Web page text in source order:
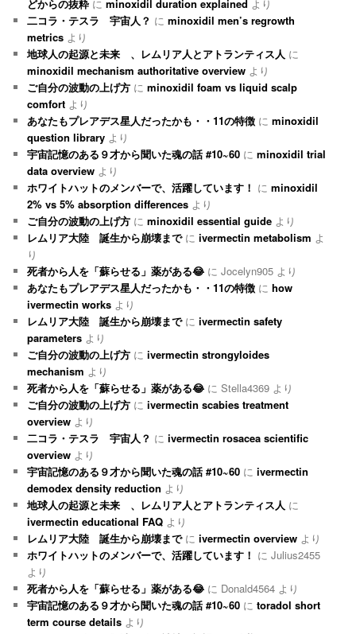
どからの抜粋 にminoxidil duration explained より
二コラ・テスラ 宇宙人？ にminoxidil men’s regrowth
metrics より
地球人の起源と未来 、レムリア人とアトランティス人 に
minoxidil mechanism authoritative overview より
ご自分の波動の上げ方 にminoxidil foam vs liquid scalp
comfort より
あなたもプレアデス星人だったかも・・11の特徴 にminoxidil
question library より
宇宙記憶のある９才から聞いた魂の話 #10~60 にminoxidil trial
data overview より
ホワイトハットのメンバーで、活躍しています！ にminoxidil
2% vs 5% absorption differences より
ご自分の波動の上げ方 にminoxidil essential guide より
レムリア大陸 誕生から崩壊までにivermectin metabolism よ
り
死者から人を「蘇らせる」薬がある😂 にJocelyn905 より
あなたもプレアデス星人だったかも・・11の特徴 にhow
ivermectin works より
レムリア大陸 誕生から崩壊までにivermectin safety
parameters より
ご自分の波動の上げ方 にivermectin strongyloides
mechanism より
死者から人を「蘇らせる」薬がある😂 にStella4369 より
ご自分の波動の上げ方 にivermectin scabies treatment
overview より
二コラ・テスラ 宇宙人？ にivermectin rosacea scientific
overview より
宇宙記憶のある９才から聞いた魂の話 #10~60 にivermectin
demodex density reduction より
地球人の起源と未来 、レムリア人とアトランティス人 に
ivermectin educational FAQ より
レムリア大陸 誕生から崩壊までにivermectin overview より
ホワイトハットのメンバーで、活躍しています！ にJulius2455
より
死者から人を「蘇らせる」薬がある😂 に Donald4564 より
宇宙記憶のある９才から聞いた魂の話 #10~60 にtoradol short
term course details より